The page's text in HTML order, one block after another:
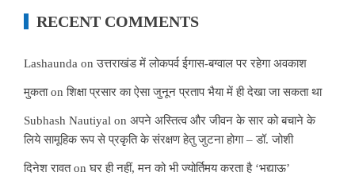
RECENT COMMENTS
Lashaunda onउत्तराखंड में लोकपर्व ईगास-बग्वाल पर रहेगा अवकाश
मुकताonशिक्षा प्रसार का ऐसा जुनून प्रताप भैया में ही देखा जा सकता था
Subhash Nautiyal on अपने अस्तित्व और जीवन के सार को बचाने के
लिये सामूहिक रूप से प्रकृति के संरक्षण हेतु जुटना होगा – डॉ. जोशी
दिनेश रावतonघर ही नहीं, मन को भी ज्योर्तिमय करता है ‘भद्याऊ’